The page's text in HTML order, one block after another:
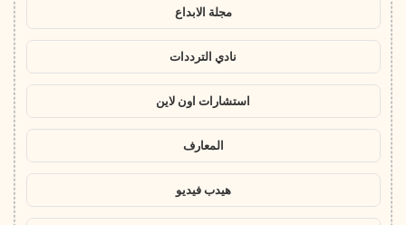
مجلة الابداع
نادي الترددات
استشارات اون لاين
المعارف
هيدب فيديو